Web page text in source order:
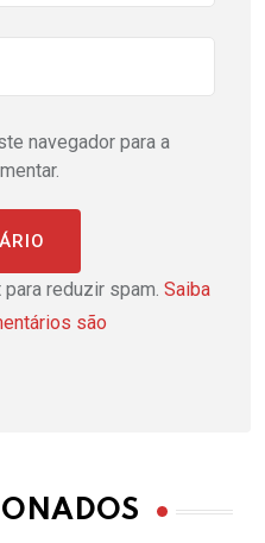
navegador para a
reduzir spam. Saiba
são